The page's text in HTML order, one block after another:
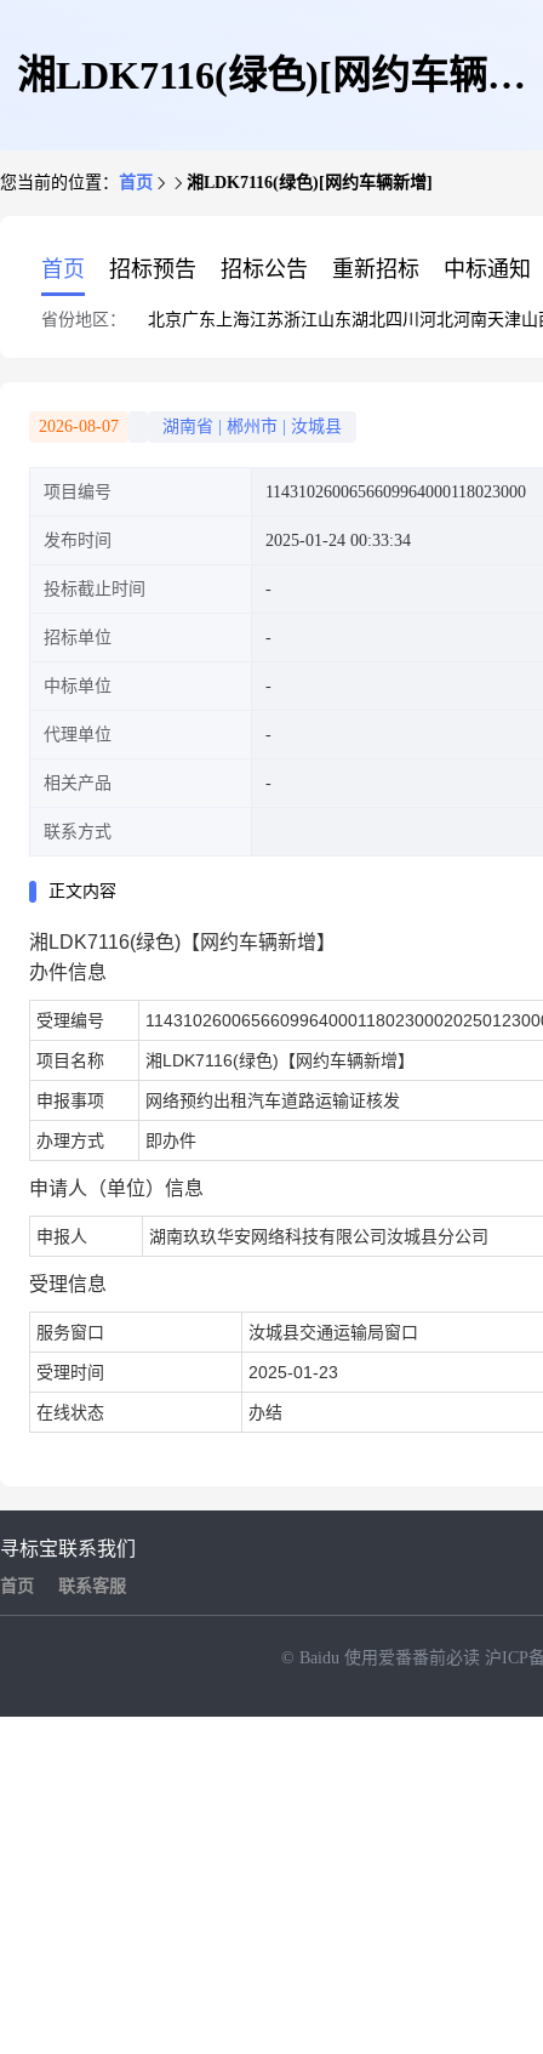
湘LDK7116(绿色)[网约车辆新
您当前的位置： 首页 湘LDK7116(绿色)[网约车辆新增]
首页 招标预告 招标公告 重新招标 中标通知
省份地区： 北京广东 上海江苏浙江山东湖北四川 河北河南天津山
2026-08-07 湖南省 郴州市 汝城县
项目编号 1143102600656609964000118023000
发布时间 2025-01-24 00:33:34
投标截止时间
招标单位
中标单位
代理单位
相关产品
联系方式
正文内容
湘LDK7116(绿色)【网约车辆新增】
办件信息
受理编号
项目名称 湘LDK7116(绿色)【网约车辆新增】
申报事项 网络预约出租汽车道路运输证核发
办理方式 即办件
申请人（单位）信息
申报人 湖南玖玖华安网络科技有限公司汝城县分公司
受理信息
服务窗口 汝城县交通运输局窗口
受理时间 2025-01-23
在线状态 办结
寻标宝
首页
联系我们
联系客服
© Baidu 使用爱番番前必读 沪ICP